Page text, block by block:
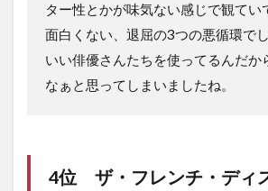
ター性とかが味気ない感じで観てい
面白くない、退屈の3つの悪循環で
いい俳優さんたちを使ってるんだか
なぁと思ってしまいましたね。
4位 ザ・フレンチ・ディ